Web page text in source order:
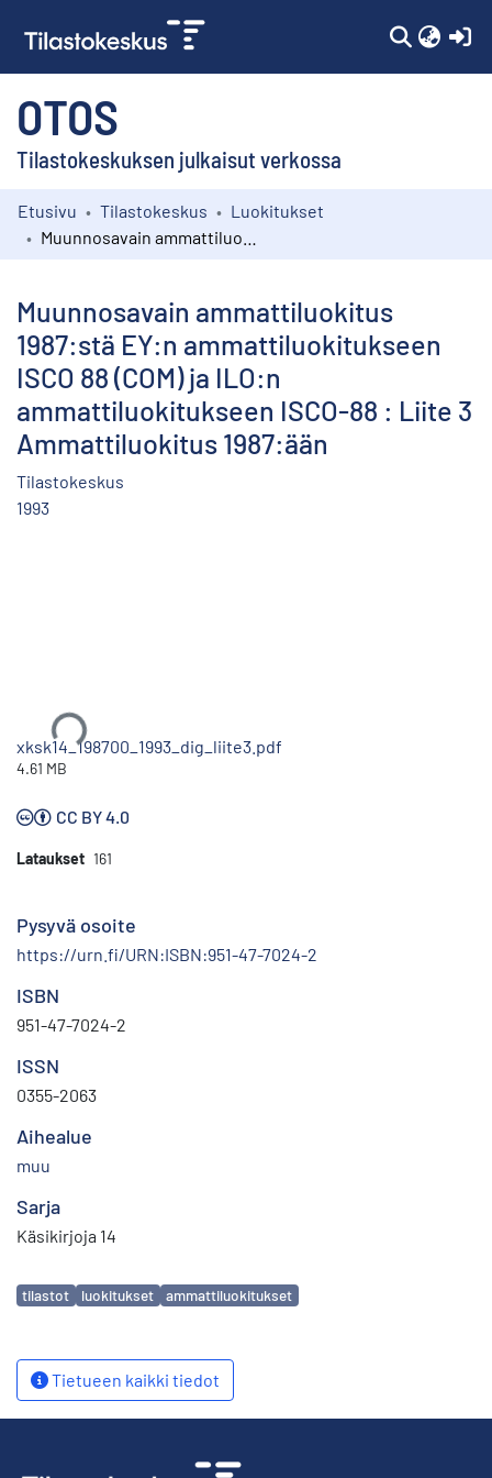
OTOS
Tilastokeskuksen julkaisut verkossa
Kokoelmat
Etusivu Tilastokeskus
Luokitukset
Muunnosavain ammattiluokitus
1987:stä EY:n ammattiluokitukseen
ISCO 88 (COM) ja ILO:n
ammattiluokitukseen ISCO-88 : Liite 3
Ammattiluokitus 1987:ään
Tilastokeskus
1993
Ladataan...
xksk14_198700_1993_dig_liite3.pdf
4.61 MB
CC BY 4.0
Lataukset 161
Pysyvä osoite
https://urn.fi/URN:ISBN:951-47-7024-2
ISBN
951-47-7024-2
ISSN
0355-2063
Aihealue
muu
Sarja
Käsikirjoja 14
Avainsanat
tilastot luokitukset ammattiluokitukset
Tietueen kaikki tiedot